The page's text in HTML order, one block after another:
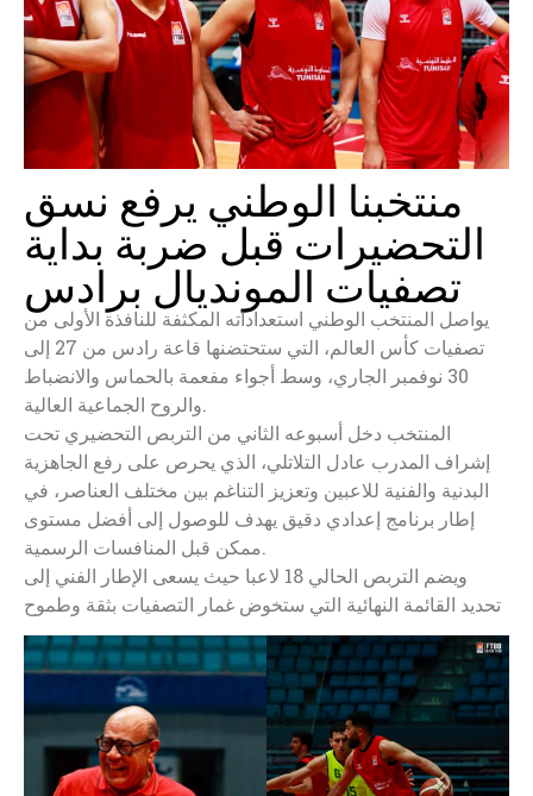
منتخبنا الوطني يرفع نسق
التحضيرات قبل ضربة بداية
تصفيات المونديال برادس
يواصل المنتخب الوطني استعداداته المكثفة للنافذة الأولى من
تصفيات كأس العالم، التي ستحتضنها قاعة رادس من 27 إلى
30 نوفمبر الجاري، وسط أجواء مفعمة بالحماس والانضباط
والروح الجماعية العالية.
المنتخب دخل أسبوعه الثاني من التربص التحضيري تحت
إشراف المدرب عادل التلاتلي، الذي يحرص على رفع الجاهزية
البدنية والفنية للاعبين وتعزيز التناغم بين مختلف العناصر، في
إطار برنامج إعدادي دقيق يهدف للوصول إلى أفضل مستوى
ممكن قبل المنافسات الرسمية.
ويضم التربص الحالي 18 لاعبا حيث يسعى الإطار الفني إلى
تحديد القائمة النهائية التي ستخوض غمار التصفيات بثقة وطموح